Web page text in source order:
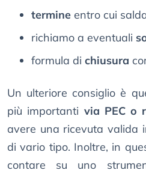
termine entro cui
richiamo a eventuali
formula di chiusura
Un ulteriore consiglio è
più importanti via PEC o
avere una ricevuta valida
di vario tipo. Inoltre, in
contare su uno